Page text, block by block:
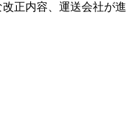
正内容、運送会社が進